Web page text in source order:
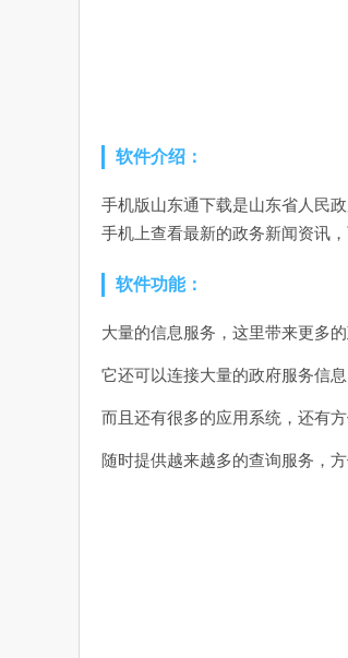
软件介绍：
手机版山东通下载是山东省人民
手机上查看最新的政务新闻资讯
软件功能：
大量的信息服务，这里带来更多
它还可以连接大量的政府服务信
而且还有很多的应用系统，还有
随时提供越来越多的查询服务，